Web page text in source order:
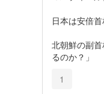
日本は安倍
北朝鮮の副
るのか？」
1